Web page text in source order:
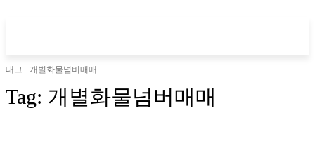
태그 개별화물넘버매매
Tag: 개별화물넘버매매